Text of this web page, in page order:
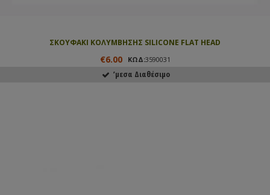
ΣΚΟΥΦΑΚΙ ΚΟΛΥΜΒΗΣΗΣ SILICONE FLAT HEAD
€6.00 ΚΩΔ:3590031
ʼμεσα Διαθέσιμο